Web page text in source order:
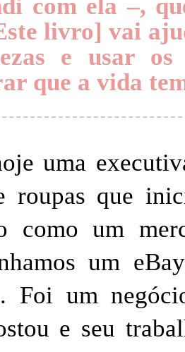
com ela –,
livro] vai
e usar
que a vida
uma
roupas que
como um
um
Foi um
e seu